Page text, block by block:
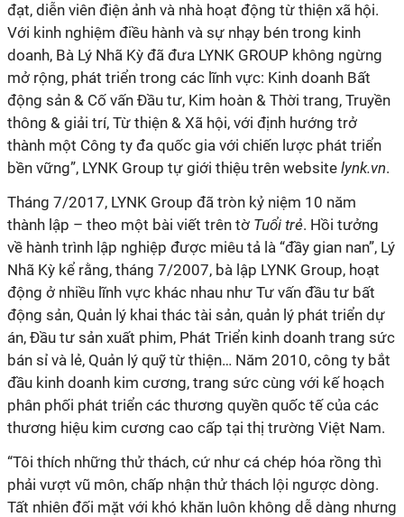
đạt, diễn viên điện ảnh và nhà hoạt động từ thiện xã hội.
Với kinh nghiệm điều hành và sự nhạy bén trong kinh
doanh, Bà Lý Nhã Kỳ đã đưa LYNK GROUP không ngừng
mở rộng, phát triển trong các lĩnh vực: Kinh doanh Bất
động sản & Cố vấn Đầu tư, Kim hoàn & Thời trang, Truyền
thông & giải trí, Từ thiện & Xã hội, với định hướng trở
thành một Công ty đa quốc gia với chiến lược phát triển
bền vững”, LYNK Group tự giới thiệu trên website lynk.vn.
Tháng 7/2017, LYNK Group đã tròn kỷ niệm 10 năm
thành lập – theo một bài viết trên tờ Tuổi trẻ. Hồi tưởng
về hành trình lập nghiệp được miêu tả là “đầy gian nan”, Lý
Nhã Kỳ kể rằng, tháng 7/2007, bà lập LYNK Group, hoạt
động ở nhiều lĩnh vực khác nhau như Tư vấn đầu tư bất
động sản, Quản lý khai thác tài sản, quản lý phát triển dự
án, Đầu tư sản xuất phim, Phát Triển kinh doanh trang sức
bán sỉ và lẻ, Quản lý quỹ từ thiện… Năm 2010, công ty bắt
đầu kinh doanh kim cương, trang sức cùng với kế hoạch
phân phối phát triển các thương quyền quốc tế của các
thương hiệu kim cương cao cấp tại thị trường Việt Nam.
“Tôi thích những thử thách, cứ như cá chép hóa rồng thì
phải vượt vũ môn, chấp nhận thử thách lội ngược dòng.
Tất nhiên đối mặt với khó khăn luôn không dễ dàng nhưng